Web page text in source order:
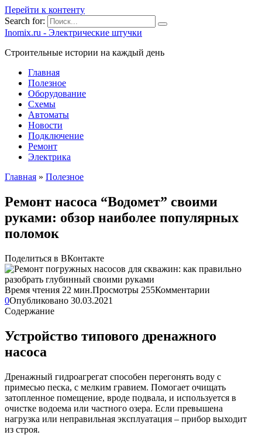
Перейти к контенту
Search for:
Inomix.ru - Электрические штучки
Cтроительные истории на каждый день
Главная
Полезное
Оборудование
Схемы
Автоматы
Новости
Подключение
Ремонт
Электрика
Главная » Полезное
Ремонт насоса “Водомет” своими
руками: обзор наиболее популярных
поломок
Поделиться в ВКонтакте
Время чтения 22 мин.Просмотры 255Комментарии
0Опубликовано 30.03.2021
Содержание
Устройство типового дренажного
насоса
Дренажный гидроагрегат способен перегонять воду с
примесью песка, с мелким гравием. Помогает очищать
затопленное помещение, вроде подвала, и используется в
очистке водоема или частного озера. Если превышена
нагрузка или неправильная эксплуатация – прибор выходит
из строя.